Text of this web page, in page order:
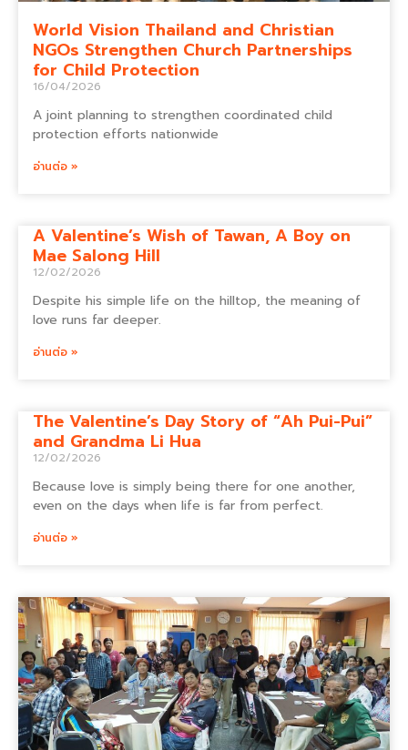
World Vision Thailand and Christian
NGOs Strengthen Church Partnerships
for Child Protection
16/04/2026
A joint planning to strengthen coordinated child
protection efforts nationwide
อ่านต่อ »
A Valentine’s Wish of Tawan, A Boy on
Mae Salong Hill
12/02/2026
Despite his simple life on the hilltop, the meaning of
love runs far deeper.
อ่านต่อ »
The Valentine’s Day Story of “Ah Pui-Pui”
and Grandma Li Hua
12/02/2026
Because love is simply being there for one another,
even on the days when life is far from perfect.
อ่านต่อ »